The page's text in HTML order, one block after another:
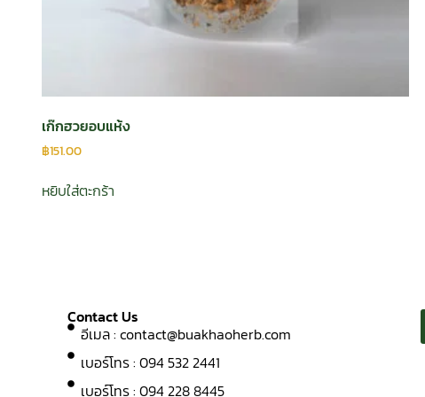
เก๊กฮวยอบแห้ง
฿151.00
หยิบใส่ตะกร้า
Contact Us
อีเมล : contact@buakhaoherb.com
เบอร์โทร : 094 532 2441
เบอร์โทร : 094 228 8445